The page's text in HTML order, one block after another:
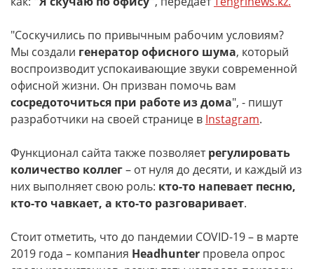
"Соскучились по привычным рабочим условиям?
Мы создали генератор офисного шума, который
воспроизводит успокаивающие звуки современной
офисной жизни. Он призван помочь вам
сосредоточиться при работе из дома", - пишут
разработчики на своей странице в Instagram.
Функционал сайта также позволяетрегулировать
количество коллег– от нуля до десяти, и каждый из
них выполняет свою роль: кто-то напевает песню,
кто-то чавкает, а кто-то разговаривает.
Стоит отметить, что до пандемии COVID-19 – в марте
2019 года – компания Headhunter провела опрос